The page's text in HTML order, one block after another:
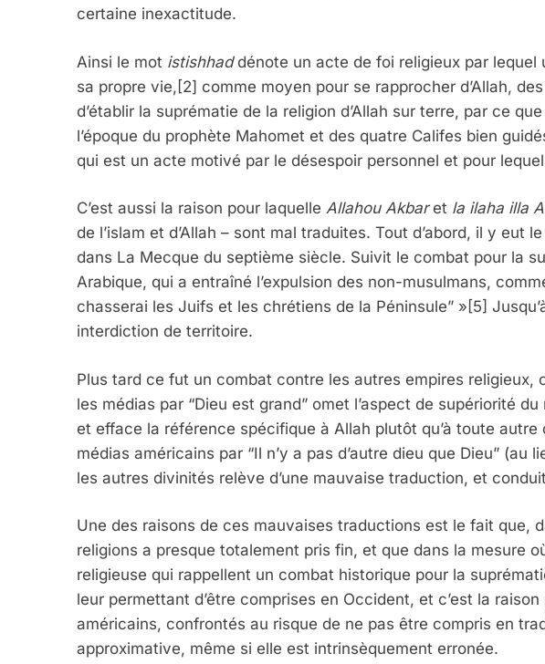
certaine inexactitude.
Ainsi le mot istishhaddénote un acte de foi religieux par lequel
sa propre vie,[2] comme moyen pour se rapprocher d’Allah,
d’établir la suprématie de la religion d’Allah sur terre, par ce
l’époque du prophète Mahomet et des quatre Califes bien
qui est un acte motivé par le désespoir personnel et pour
C’est aussi la raison pour laquelle Allahou Akbaret la ilaha illa
de l’islam et d’Allah – sont mal traduites. Tout d’abord, il y
dans La Mecque du septième siècle. Suivit le combat pour la
Arabique, qui a entraîné l’expulsion des non-musulmans,
chasserai les Juifs et les chrétiens de la Péninsule” »[5]
interdiction de territoire.
Plus tard ce fut un combat contre les autres empires religieux,
les médias par “Dieu est grand” omet l’aspect de supériorité du
et efface la référence spécifique à Allah plutôt qu’à toute
médias américains par “Il n’y a pas d’autre dieu que Dieu” (au
les autres divinités relève d’une mauvaise traduction, et
Une des raisons de ces mauvaises traductions est le fait que,
religions a presque totalement pris fin, et que dans la mesure
religieuse qui rappellent un combat historique pour la
leur permettant d’être comprises en Occident, et c’est la
américains, confrontés au risque de ne pas être compris en
approximative, même si elle est intrinsèquement erronée.